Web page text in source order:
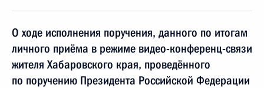
О ходе исполнения поручения, данного по итогам
личного приёма в режиме видео-конференц-связи
жителя Хабаровского края, проведённого
по поручению Президента Российской Федерации